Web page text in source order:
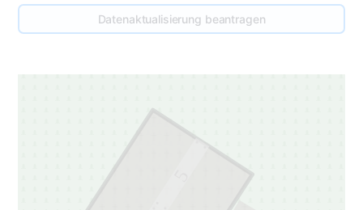
Datenaktualisierung beantragen